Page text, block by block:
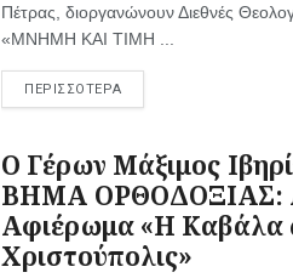
Πέτρας, διοργανώνουν Διεθνές
«ΜΝΗΜΗ ΚΑΙ ΤΙΜΗ ...
ΠΕΡΙΣΣΟΤΕΡΑ
Ο Γέρων Μάξιμος
ΒΗΜΑ ΟΡΘΟΔΟΞΙΑΣ:
Αφιέρωμα «Η Καβάλα
Χριστούπολις»